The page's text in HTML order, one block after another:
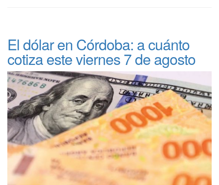
El dólar en Córdoba: a cuánto
cotiza este viernes 7 de agosto